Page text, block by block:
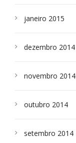
janeiro 2015
dezembro 2014
novembro 2014
outubro 2014
setembro 2014